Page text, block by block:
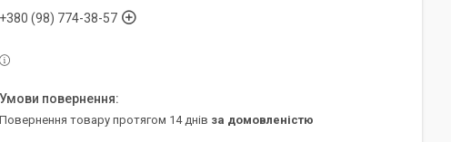
+380 (98) 774-38-57
повернення товару протягом 14 днів за домовленістю